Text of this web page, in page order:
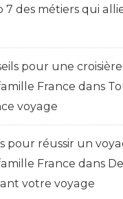
7 des métiers qui
pour une croisière
France dans
voyage
pour réussir un
France dans
votre voyage